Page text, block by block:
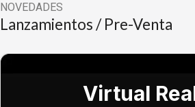
NOVEDADES
Lanzamientos / Pre-Venta
Virtual